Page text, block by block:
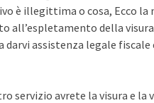
è illegittima o cosa, Ecco
all’espletamento della
darvi assistenza legale
servizio avrete la visura e